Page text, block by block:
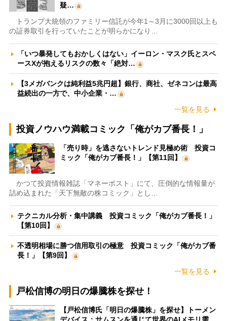
疑…
トランプ大統領のファミリー信託が今年1～3月に3000回以上も
の証券取引を行っていたことが明らかになり…
「いつ暴発してもおかしくはない」イーロン・マスク氏とスペ
ースXが抱えるリスクの数々「絶対…
【3メガバンクは純利益5兆円超】銀行、商社、ゼネコンは最高
益続出の一方で、中小企業・…
一覧を見る
投資ノウハウ満載コミック「俺がカブ番長！」
「売り時」を逃さないトレンド見極め術 投資コ
ミック「俺がカブ番長！」【第11回】
かつて投資情報雑誌「マネーポスト」にて、圧倒的な情報量が
詰め込まれた「天下無敵の株コミック」とし…
テクニカル分析・集中講義 投資コミック「俺がカブ番長！」
【第10回】
不透明相場に勝つ信用取引の極意 投資コミック「俺がカブ番
長！」【第9回】
一覧を見る
戸松信博の明日の爆騰株を探せ！
【戸松信博氏「明日の爆騰株」を探せ】トーメン